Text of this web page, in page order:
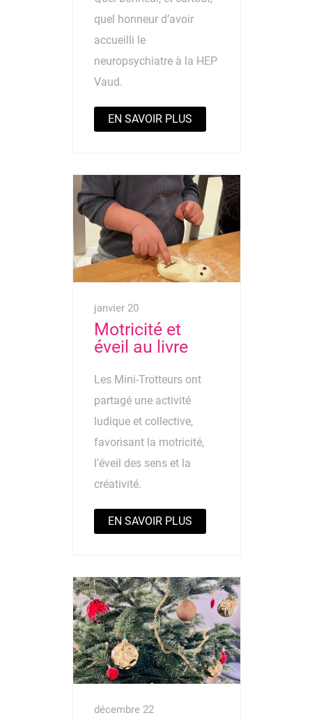
quel honneur d’avoir
accueilli le
neuropsychiatre à la HEP
Vaud.
EN SAVOIR PLUS
janvier 20
Motricité et
éveil au livre
Les Mini-Trotteurs ont
partagé une activité
ludique et collective,
favorisant la motricité,
l’éveil des sens et la
créativité.
EN SAVOIR PLUS
décembre 22